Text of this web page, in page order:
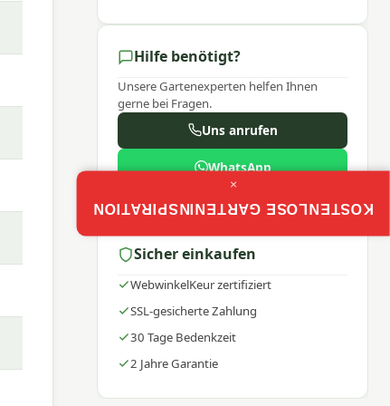
Hilfe benötigt?
Unsere Gartenexperten helfen Ihnen
gerne bei Fragen.
Uns anrufen
WhatsApp
Sicher einkaufen
WebwinkelKeur zertifiziert
SSL-gesicherte Zahlung
30 Tage Bedenkzeit
2 Jahre Garantie
KOSTENLOSE GARTENINSPIRATION
×